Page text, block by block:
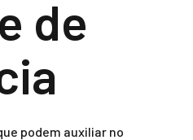
de
podem auxiliar no